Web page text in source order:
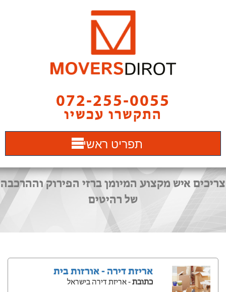
072-255-0055
התקשרו עכשיו
תפריט ראשי
צריכים איש מקצוע המיומן ברזי הפירוק וההרכבה
של רהיטים
אריזת דירה - אורזות בית
כתובת- אריזת דירה בישראל